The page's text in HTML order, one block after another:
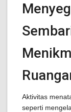
Aktivitas
seperti